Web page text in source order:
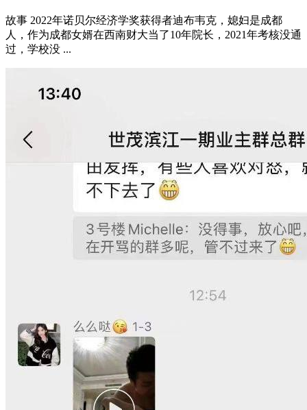
故事 2022年诺贝尔经济学奖获得者迪布韦克，媳妇是成都
人，作为成都女婿在西南财大当了10年院长，2021年考核没通
过，学校没 ...